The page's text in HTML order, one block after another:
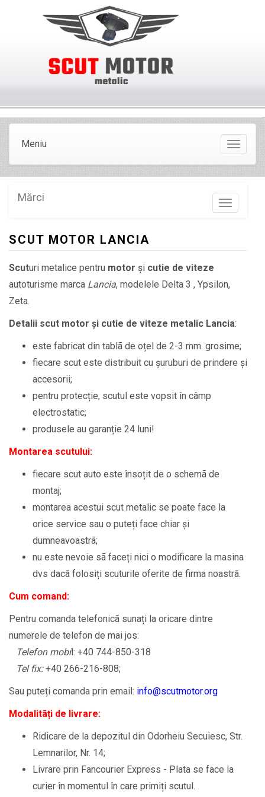
Meniu Meniu
Marci
Mărci
SCUT MOTOR LANCIA
Scuturi metalice pentru motor și cutie de viteze
autoturisme marca Lancia, modelele Delta 3 , Ypsilon,
Zeta.
Detalii scut motor și cutie de viteze metalic Lancia:
este fabricat din tablã de oțel de 2-3 mm. grosime;
fiecare scut este distribuit cu șuruburi de prindere și
accesorii;
pentru protecție, scutul este vopsit în câmp
electrostatic;
produsele au garanție 24 luni!
Montarea scutului:
fiecare scut auto este însoțit de o schemã de
montaj;
montarea acestui scut metalic se poate face la
orice service sau o puteți face chiar și
dumneavoastrã;
nu este nevoie sã faceți nici o modificare la masina
dvs dacã folosiți scuturile oferite de firma noastrã.
Cum comand:
Pentru comanda telefonicã sunați la oricare dintre
numerele de telefon de mai jos:
Telefon mobil: +40 744-850-318
Tel fix:+40 266-216-808;
Sau puteți comanda prin email: info@scutmotor.org
Modalitãți de livrare:
Ridicare de la depozitul din Odorheiu Secuiesc, Str.
Lemnarilor, Nr. 14;
Livrare prin Fancourier Express - Plata se face la
curier în momentul în care primiți scutul.